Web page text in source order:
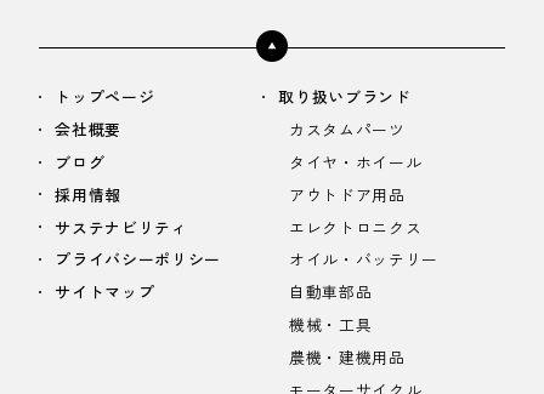
トップページ
会社概要
ブログ
採用情報
サステナビリティ
プライバシーポリシー
サイトマップ
取り扱いブランド
カスタムパーツ
タイヤ・ホイール
アウトドア用品
エレクトロニクス
オイル・バッテリー
自動車部品
機械・工具
農機・建機用品